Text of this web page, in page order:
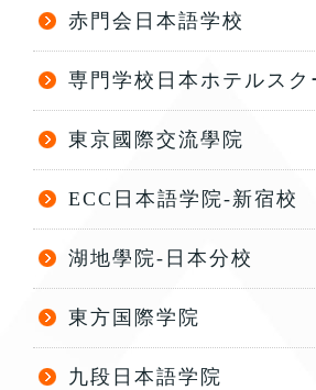
赤門会日本語学校
東京國際交流學院
ECC日本語学院-新宿校
湖地學院-日本分校
東方国際学院
九段日本語学院